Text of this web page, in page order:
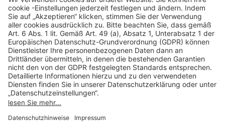
Hilfreiche Links
Online einkaufen & buchen
Über uns